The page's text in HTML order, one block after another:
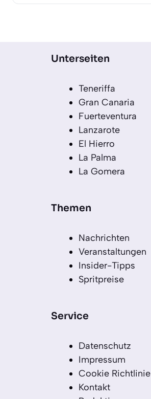
Unterseiten
Teneriffa
Gran Canaria
Fuerteventura
Lanzarote
El Hierro
La Palma
La Gomera
Themen
Nachrichten
Veranstaltungen
Insider-Tipps
Spritpreise
Service
Datenschutz
Impressum
Cookie Richtlinie
Kontakt